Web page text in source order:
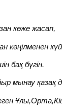
жасап,
күй
бүгін.
қазақ